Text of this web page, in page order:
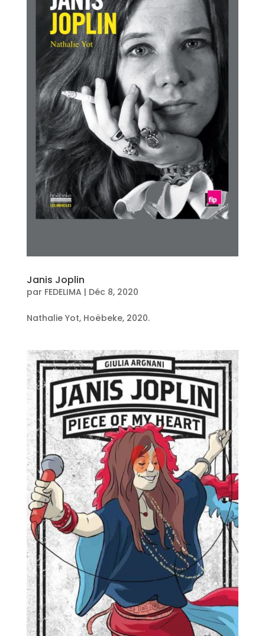
Janis Joplin
par FEDELIMA | Déc 8, 2020
Nathalie Yot, Hoëbeke, 2020.